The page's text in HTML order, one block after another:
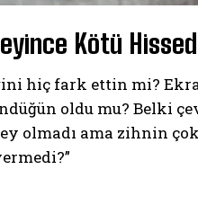
Kötü
hiç fark ettin mi?
oldu mu? Belki
ama zihnin